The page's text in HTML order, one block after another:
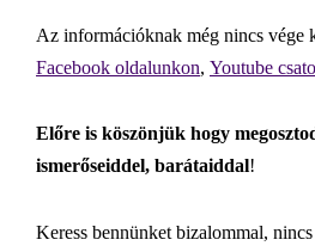
Az információknak még nincs vége
Facebook oldalunkon, Youtube
Előre is köszönjük hogy
ismerőseiddel, barátaiddal!
Keress bennünket bizalommal,